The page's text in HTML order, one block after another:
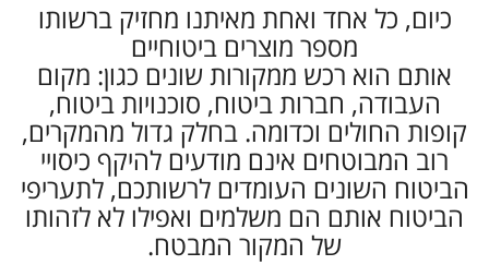
כיום, כל אחד ואחת מאיתנו מחזיק ברשותו
מספר מוצרים ביטוחיים
אותם הוא רכש ממקורות שונים כגון: מקום
העבודה, חברות ביטוח, סוכנויות ביטוח,
קופות החולים וכדומה. בחלק גדול מהמקרים,
רוב המבוטחים אינם מודעים להיקף כיסויי
הביטוח השונים העומדים לרשותכם, לתעריפי
הביטוח אותם הם משלמים ואפילו לא לזהותו
של המקור המבטח.